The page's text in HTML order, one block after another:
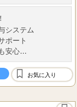
システム
ポート
安心
っかり稼げます
お気に入り